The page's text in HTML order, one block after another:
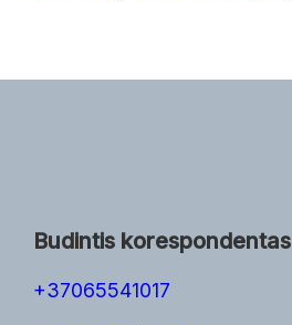
Budintis korespondentas
+37065541017